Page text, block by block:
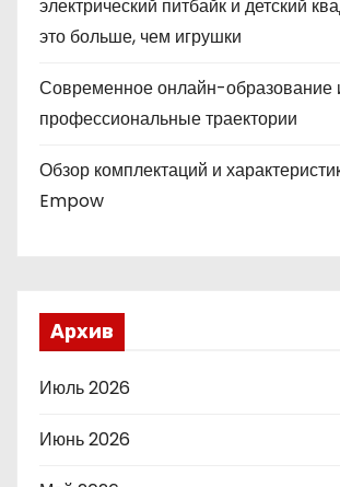
электрический питбайк и детский
это больше, чем игрушки
Современное онлайн-образование
профессиональные траектории
Обзор комплектаций и
Empow
Архив
Июль 2026
Июнь 2026